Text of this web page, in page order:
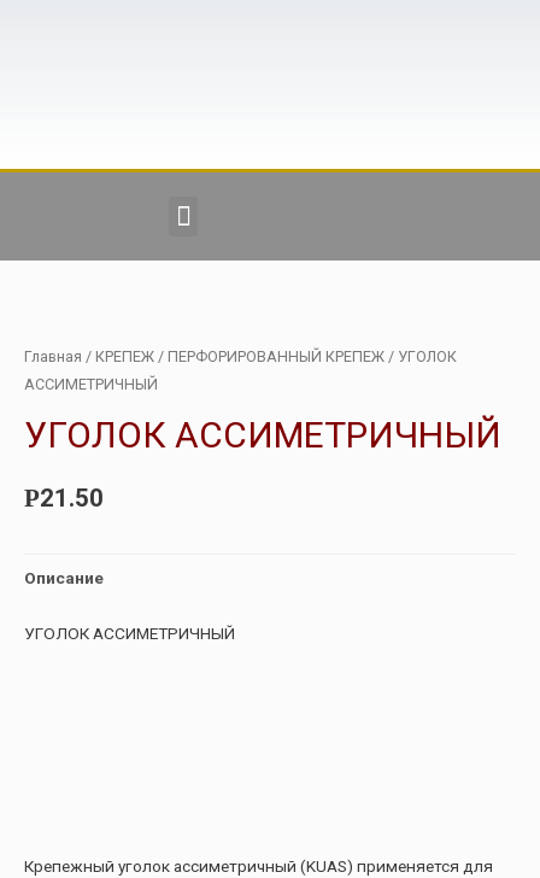
Главная / КРЕПЕЖ / ПЕРФОРИРОВАННЫЙ КРЕПЕЖ / УГОЛОК
АССИМЕТРИЧНЫЙ
УГОЛОК АССИМЕТРИЧНЫЙ
Р21.50
Описание
УГОЛОК АССИМЕТРИЧНЫЙ
Крепежный уголок ассиметричный (KUAS) применяется для